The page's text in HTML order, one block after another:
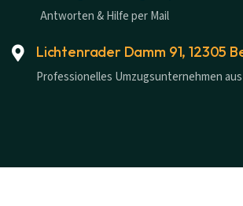
Antworten & Hilfe per Mail
Lichtenrader Damm 91, 12305
Professionelles Umzugsunternehmen